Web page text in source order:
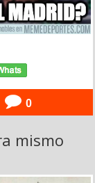
0
mismo